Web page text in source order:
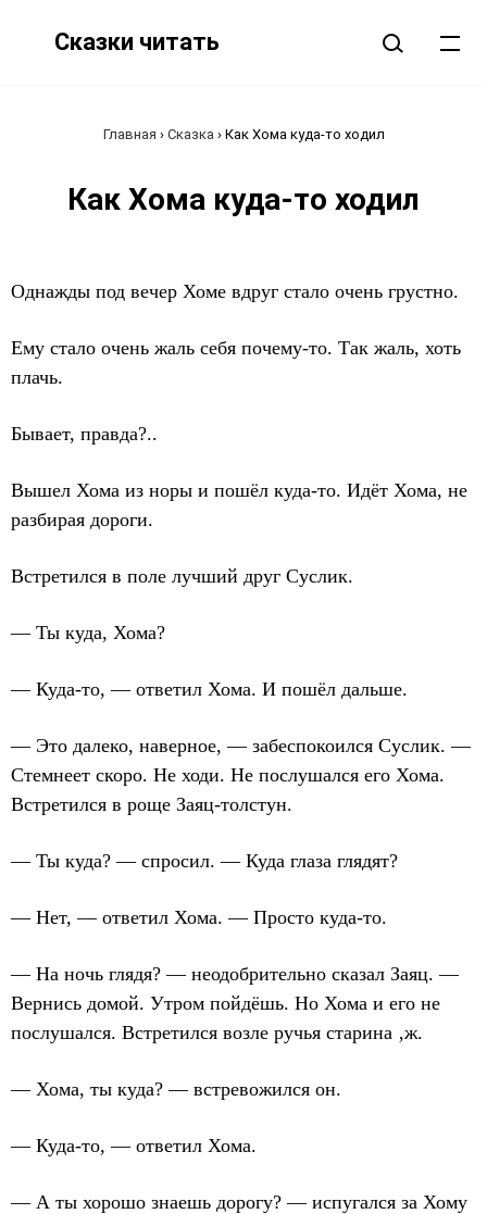
Сказки читать
Главная › Сказка › Как Хома куда-то ходил
Как Хома куда-то ходил
Однажды под вечер Хоме вдруг стало очень грустно.
Ему стало очень жаль себя почему-то. Так жаль, хоть
плачь.
Бывает, правда?..
Вышел Хома из норы и пошёл куда-то. Идёт Хома, не
разбирая дороги.
Встретился в поле лучший друг Суслик.
— Ты куда, Хома?
— Куда-то, — ответил Хома. И пошёл дальше.
— Это далеко, наверное, — забеспокоился Суслик. —
Стемнеет скоро. Не ходи. Не послушался его Хома.
Встретился в роще Заяц-толстун.
— Ты куда? — спросил. — Куда глаза глядят?
— Нет, — ответил Хома. — Просто куда-то.
— На ночь глядя? — неодобрительно сказал Заяц. —
Вернись домой. Утром пойдёшь. Но Хома и его не
послушался. Встретился возле ручья старина ‚ж.
— Хома, ты куда? — встревожился он.
— Куда-то, — ответил Хома.
— А ты хорошо знаешь дорогу? — испугался за Хому